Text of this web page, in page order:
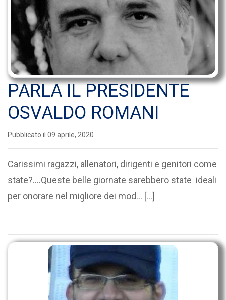
PARLA IL PRESIDENTE
OSVALDO ROMANI
Pubblicato il 09 aprile, 2020
Carissimi ragazzi, allenatori, dirigenti e genitori come
state?....Queste belle giornate sarebbero state ideali
per onorare nel migliore dei mod... […]